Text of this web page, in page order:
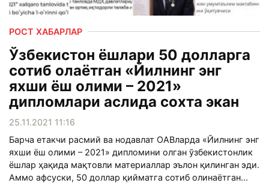
РОСТ ХАБАРЛАР
Ўзбекистон ёшлари 50 долларга
сотиб олаётган «Йилнинг энг
яхши ёш олими – 2021»
дипломлари аслида сохта экан
25.11.2021 11:16
Барча етакчи расмий ва нодавлат ОАВларда «Йилнинг энг
яхши ёш олими – 2021» дипломини олган ўзбекистонлик
ёшлар ҳақида мақтовли материаллар эълон қилинган эди.
Аммо афсуски, 50 доллар қийматга сотиб олинаётган...